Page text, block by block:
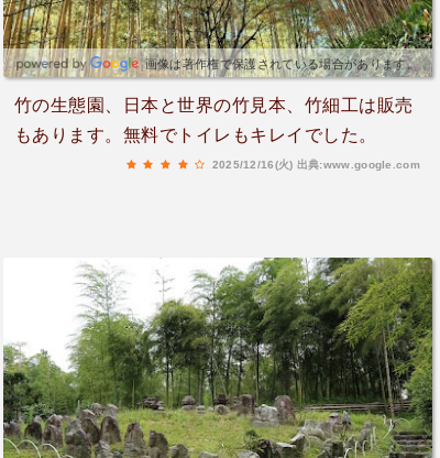
画像は著作権で保護されている場合があります。
竹の生態園、日本と世界の竹見本、竹細工は販売
もあります。無料でトイレもキレイでした。
2025/12/16(火) 出典:www.google.com